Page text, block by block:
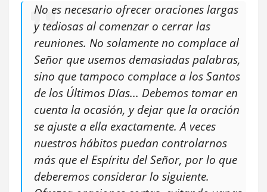
No es necesario ofrecer oraciones largas
y tediosas al comenzar o cerrar las
reuniones. No solamente no complace al
Señor que usemos demasiadas palabras,
sino que tampoco complace a los Santos
de los Últimos Días... Debemos tomar en
cuenta la ocasión, y dejar que la oración
se ajuste a ella exactamente. A veces
nuestros hábitos puedan controlarnos
más que el Espíritu del Señor, por lo que
deberemos considerar lo siguiente.